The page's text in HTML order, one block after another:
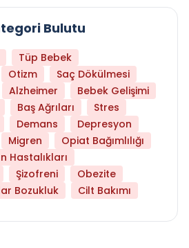
Bulutu
Tüp Bebek
Otizm
Saç Dökülmesi
Alzheimer
Bebek Gelişimi
Baş Ağrıları
Stres
Demans
Depresyon
Migren
Opiat Bağımlılığı
Hastalıkları
Şizofreni
Obezite
Bozukluk Cilt Bakımı